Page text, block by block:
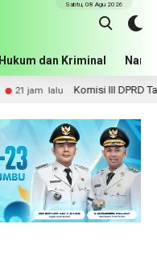
Hukum dan Kriminal
Sabtu, 08 Agu 2026
21 jam lalu Komisi III DPRD